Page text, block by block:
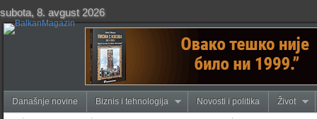
subota, 8. avgust 2026
Današnje novine Biznis i tehnologija Novosti i politika Život